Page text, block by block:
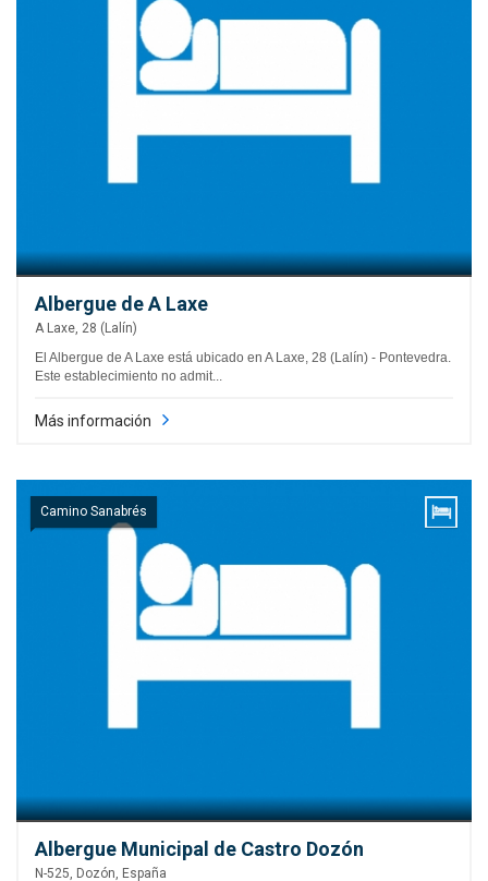
Albergue de A Laxe
A Laxe, 28 (Lalín)
El Albergue de A Laxe está ubicado en A Laxe, 28 (Lalín) - Pontevedra.
Este establecimiento no admit...
Más información
Camino Sanabrés
Albergue Municipal de Castro Dozón
N-525, Dozón, España